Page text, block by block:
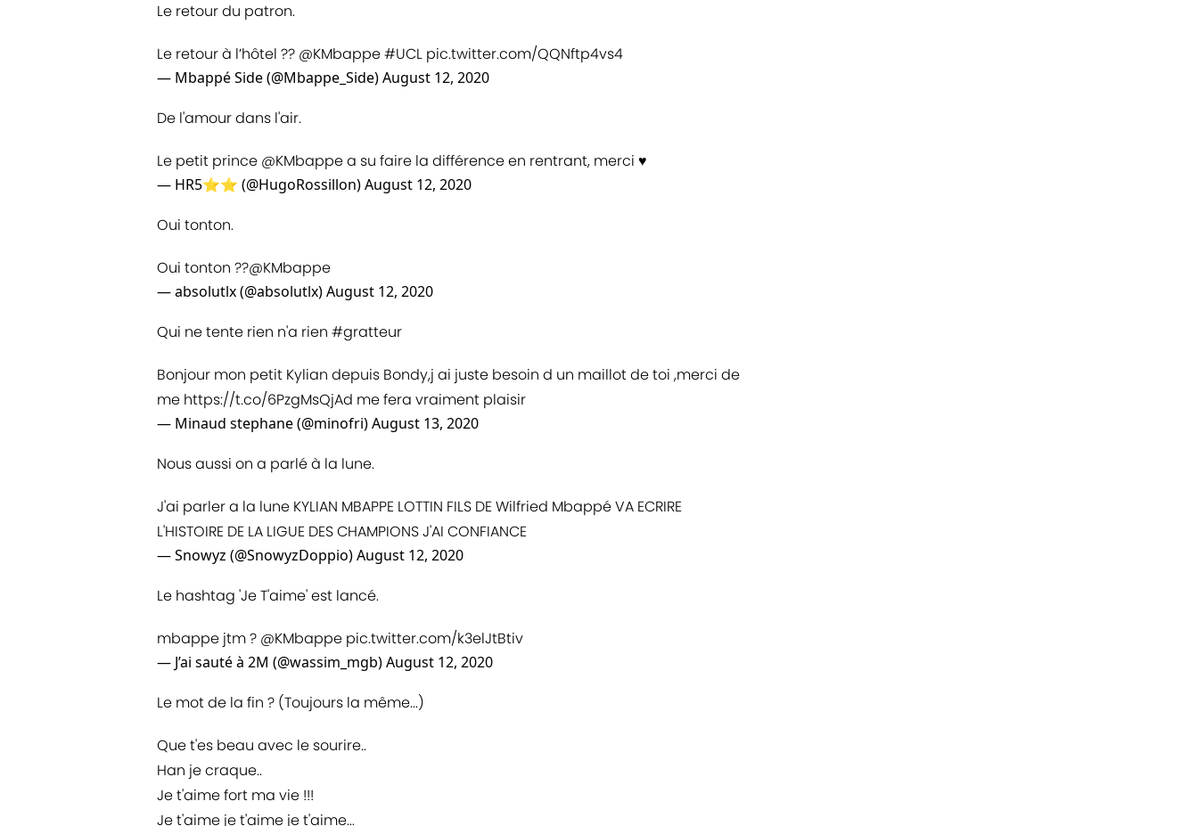
Le retour du patron.
Le retour à l’hôtel ?? @KMbappe#UCL pic.twitter.com/QQNftp4vs4
— Mbappé Side (@Mbappe_Side)August 12, 2020
De l'amour dans l'air.
Le petit prince @KMbappea su faire la différence en rentrant, merci ♥️
— HR5⭐⭐ (@HugoRossillon)August 12, 2020
Oui tonton.
Oui tonton ??@KMbappe
— absolutlx (@absolutlx)August 12, 2020
Qui ne tente rien n'a rien #gratteur
Bonjour mon petit Kylian depuis Bondy,j ai juste besoin d un maillot de toi ,merci de
me https://t.co/6PzgMsQjAd me fera vraiment plaisir
— Minaud stephane (@minofri)August 13, 2020
Nous aussi on a parlé à la lune.
J'ai parler a la lune KYLIAN MBAPPE LOTTIN FILS DE Wilfried Mbappé VA ECRIRE
L'HISTOIRE DE LA LIGUE DES CHAMPIONS J'AI CONFIANCE
— Snowyz (@SnowyzDoppio)August 12, 2020
Le hashtag 'Je T'aime' est lancé.
mbappe jtm ? @KMbappe pic.twitter.com/k3elJtBtiv
— J’ai sauté à 2M (@wassim_mgb)August 12, 2020
Le mot de la fin ? (Toujours la même...)
Que t'es beau avec le sourire..
Han je craque..
Je t'aime fort ma vie !!!
Je t'aime je t'aime je t'aime...